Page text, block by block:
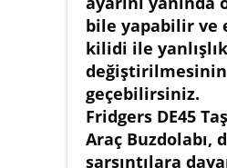
bile yapabilir ve
kilidi ile
geçebilirsiniz.
Fridgers DE45
Araç Buzdolabı,
sarsıntılara